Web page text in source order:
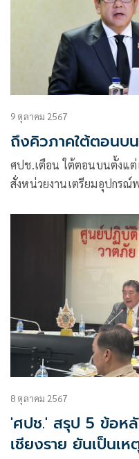
9 ตุลาคม 2567
ถึงคิวภาคใต้ตอนบ
ศปช.เตือน ใต้ตอนบนตั้งแ
สั่งหน่วยงานเตรียมอุปกร
8 ตุลาคม 2567
'ศปช.' สรุป 5 ข้อห
เชียงราย ยันเป็นเ